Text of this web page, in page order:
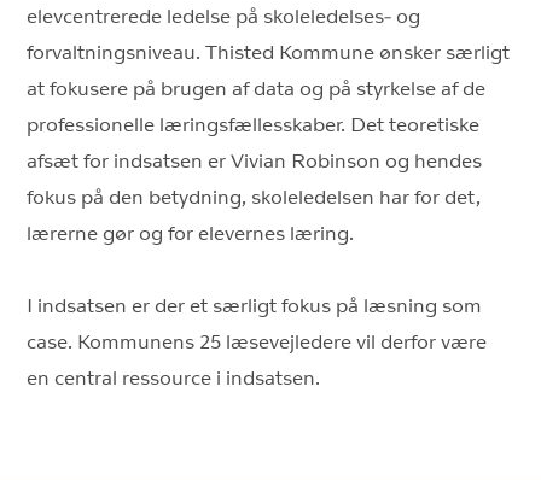
elevcentrerede ledelse på skoleledelses- og
forvaltningsniveau. Thisted Kommune ønsker særligt
at fokusere på brugen af data og på styrkelse af de
professionelle læringsfællesskaber. Det teoretiske
afsæt for indsatsen er Vivian Robinson og hendes
fokus på den betydning, skoleledelsen har for det,
lærerne gør og for elevernes læring.
I indsatsen er der et særligt fokus på læsning som
case. Kommunens 25 læsevejledere vil derfor være
en central ressource i indsatsen.